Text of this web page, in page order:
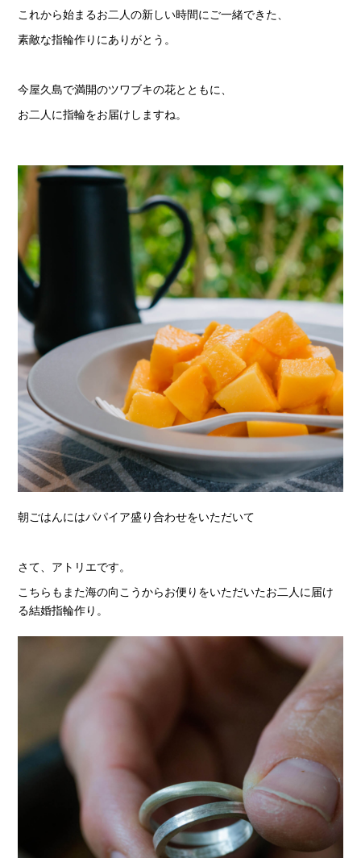
これから始まるお二人の新しい時間にご一緒できた、
素敵な指輪作りにありがとう。
今屋久島で満開のツワブキの花とともに、
お二人に指輪をお届けしますね。
朝ごはんにはパパイア盛り合わせをいただいて
さて、アトリエです。
こちらもまた海の向こうからお便りをいただいたお二人に届け
る結婚指輪作り。